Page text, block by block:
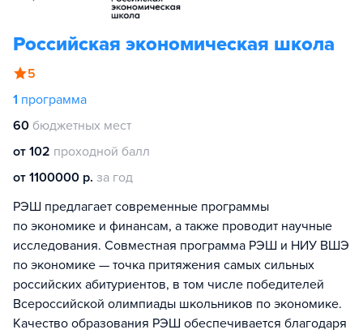
Российская экономическая школа
5
1 программа
60 бюджетных мест
от 102 проходной балл
от 1100000 р. за год
РЭШ предлагает современные программы
по экономике и финансам, а также проводит научные
исследования. Совместная программа РЭШ и НИУ ВШЭ
по экономике — точка притяжения самых сильных
российских абитуриентов, в том числе победителей
Всероссийской олимпиады школьников по экономике.
Качество образования РЭШ обеспечивается благодаря